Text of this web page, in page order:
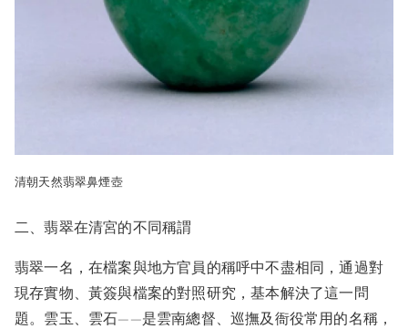
清朝天然翡翠鼻煙壺
二、翡翠在清宮的不同稱謂
翡翠一名，在檔案與地方官員的稱呼中不盡相同，通過對
現存實物、黃簽與檔案的對照研究，基本解決了這一問
題。雲玉、雲石——是雲南總督、巡撫及衙役常用的名稱，